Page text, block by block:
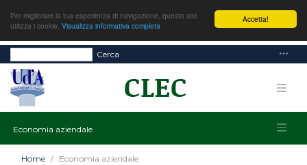
Accetta!
Per migliorare la tua esperienza di navigazione, questo sito
utilizza i cookie. Visualizza informativa completa
Cerca
Economia aziendale
Home Economia aziendale